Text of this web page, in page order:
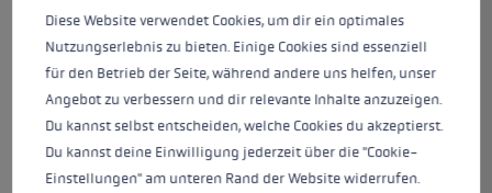
entwickelte Griff-Schlaufen-
System. Die Schlaufe sitzt wie
angegossen und überträgt die
Kraft direkt in das Zentrum des
Stocks. Alternativ zur Schlaufe
kann auch ein passender
Trigger-Shark-Handschuh
Diese Website verwendet Cookies, um dir ein optimales
Nutzungserlebnis zu bieten. Einige Cookies sind essenziell
für den Betrieb der Seite, während andere uns helfen, unser
Angebot zu verbessern und dir relevante Inhalte anzuzeigen.
Du kannst selbst entscheiden, welche Cookies du akzeptierst.
Du kannst deine Einwilligung jederzeit über die "Cookie-
Einstellungen" am unteren Rand der Website widerrufen.